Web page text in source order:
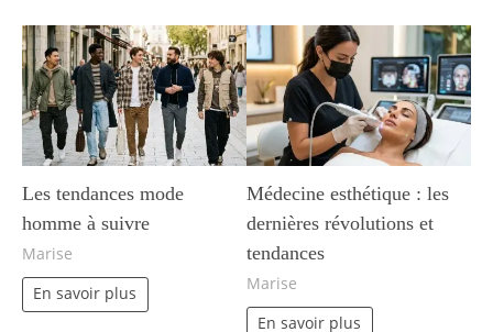
Les tendances mode
homme à suivre
Marise
En savoir plus
Médecine esthétique : les
dernières révolutions et
tendances
Marise
En savoir plus